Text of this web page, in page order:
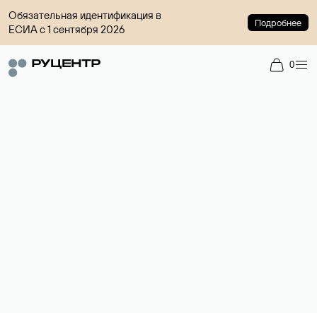
Обязательная идентификация в
ЕСИА с 1 сентября 2026
Подробнее
0